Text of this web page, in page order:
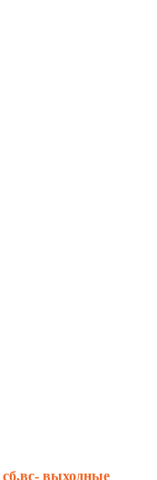
сб,вс- выходные